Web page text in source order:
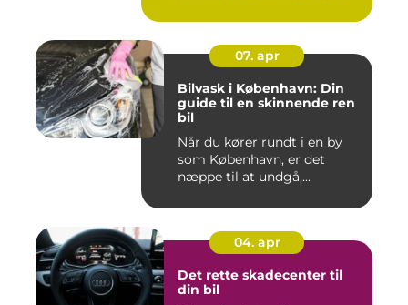
07. apr
Bilvask i København: Din
guide til en skinnende ren
bil
Når du kører rundt i en by
som København, er det
næppe til at undgå,...
04. apr
Det rette skadecenter til
din bil